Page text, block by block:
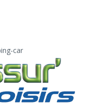
car